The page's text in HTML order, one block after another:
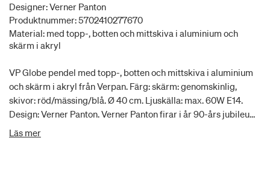
Designer: Verner Panton
Produktnummer: 5702410277670
Material: med topp-, botten och mittskiva i aluminium och
skärm i akryl
VP Globe pendel med topp-, botten och mittskiva i aluminium
och skärm i akryl från Verpan. Färg: skärm: genomskinlig,
skivor: röd/mässing/blå. Ø 40 cm. Ljuskälla: max. 60W E14.
Design: Verner Panton. Verner Panton firar i år 90-års jubileum.
Den ikoniska Globe lanseras därför i en särskild
Läs mer